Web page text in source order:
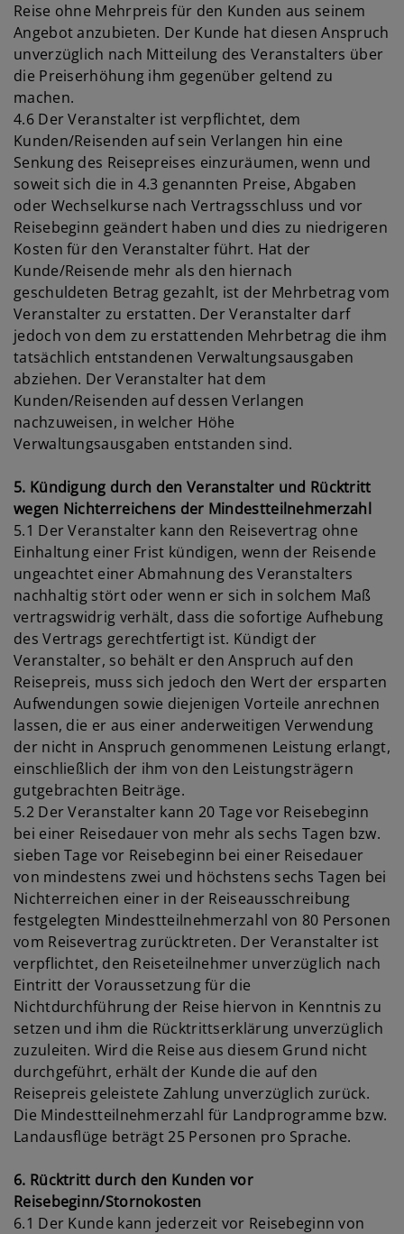
Reise ohne Mehrpreis für den Kunden aus seinem
Angebot anzubieten. Der Kunde hat diesen Anspruch
unverzüglich nach Mitteilung des Veranstalters über
die Preiserhöhung ihm gegenüber geltend zu
machen.
4.6 Der Veranstalter ist verpflichtet, dem
Kunden/Reisenden auf sein Verlangen hin eine
Senkung des Reisepreises einzuräumen, wenn und
soweit sich die in 4.3 genannten Preise, Abgaben
oder Wechselkurse nach Vertragsschluss und vor
Reisebeginn geändert haben und dies zu niedrigeren
Kosten für den Veranstalter führt. Hat der
Kunde/Reisende mehr als den hiernach
geschuldeten Betrag gezahlt, ist der Mehrbetrag vom
Veranstalter zu erstatten. Der Veranstalter darf
jedoch von dem zu erstattenden Mehrbetrag die ihm
tatsächlich entstandenen Verwaltungsausgaben
abziehen. Der Veranstalter hat dem
Kunden/Reisenden auf dessen Verlangen
nachzuweisen, in welcher Höhe
Verwaltungsausgaben entstanden sind.
5. Kündigung durch den Veranstalter und Rücktritt
wegen Nichterreichens der Mindestteilnehmerzahl
5.1 Der Veranstalter kann den Reisevertrag ohne
Einhaltung einer Frist kündigen, wenn der Reisende
ungeachtet einer Abmahnung des Veranstalters
nachhaltig stört oder wenn er sich in solchem Maß
vertragswidrig verhält, dass die sofortige Aufhebung
des Vertrags gerechtfertigt ist. Kündigt der
Veranstalter, so behält er den Anspruch auf den
Reisepreis, muss sich jedoch den Wert der ersparten
Aufwendungen sowie diejenigen Vorteile anrechnen
lassen, die er aus einer anderweitigen Verwendung
der nicht in Anspruch genommenen Leistung erlangt,
einschließlich der ihm von den Leistungsträgern
gutgebrachten Beiträge.
5.2 Der Veranstalter kann 20 Tage vor Reisebeginn
bei einer Reisedauer von mehr als sechs Tagen bzw.
sieben Tage vor Reisebeginn bei einer Reisedauer
von mindestens zwei und höchstens sechs Tagen bei
Nichterreichen einer in der Reiseausschreibung
festgelegten Mindestteilnehmerzahl von 80 Personen
vom Reisevertrag zurücktreten. Der Veranstalter ist
verpflichtet, den Reiseteilnehmer unverzüglich nach
Eintritt der Voraussetzung für die
Nichtdurchführung der Reise hiervon in Kenntnis zu
setzen und ihm die Rücktrittserklärung unverzüglich
zuzuleiten. Wird die Reise aus diesem Grund nicht
durchgeführt, erhält der Kunde die auf den
Reisepreis geleistete Zahlung unverzüglich zurück.
Die Mindestteilnehmerzahl für Landprogramme bzw.
Landausflüge beträgt 25 Personen pro Sprache.
6. Rücktritt durch den Kunden vor
Reisebeginn/Stornokosten
6.1 Der Kunde kann jederzeit vor Reisebeginn von